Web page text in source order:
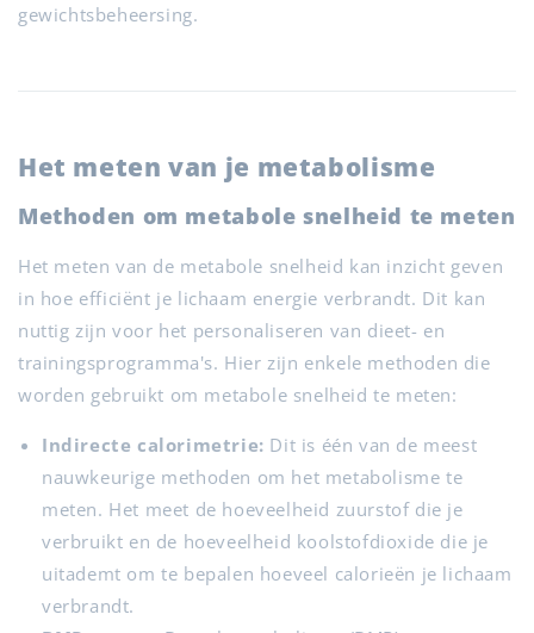
gewichtsbeheersing.
Het meten van je metabolisme
Methoden om metabole snelheid te meten
Het meten van de metabole snelheid kan inzicht geven
in hoe efficiënt je lichaam energie verbrandt. Dit kan
nuttig zijn voor het personaliseren van dieet- en
trainingsprogramma's. Hier zijn enkele methoden die
worden gebruikt om metabole snelheid te meten:
Indirecte calorimetrie: Dit is één van de meest
nauwkeurige methoden om het metabolisme te
meten. Het meet de hoeveelheid zuurstof die je
verbruikt en de hoeveelheid koolstofdioxide die je
uitademt om te bepalen hoeveel calorieën je lichaam
verbrandt.